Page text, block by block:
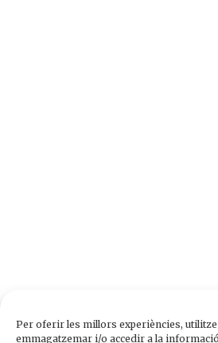
Per oferir les millors experiències,
emmagatzemar i/o accedir a la